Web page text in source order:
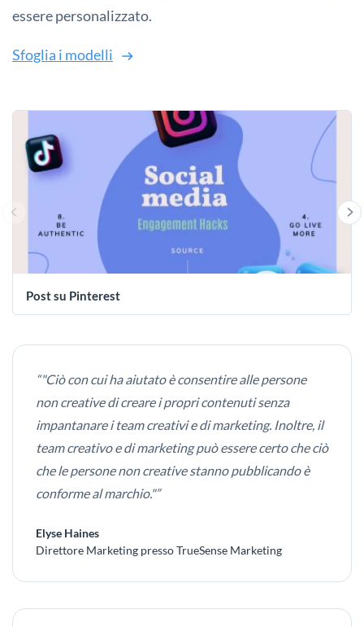
essere personalizzato.
Sfoglia i modelli
Post su Pinterest
“"Ciò con cui ha aiutato è consentire alle persone
non creative di creare i propri contenuti senza
impantanare i team creativi e di marketing. Inoltre, il
team creativo e di marketing può essere certo che ciò
che le persone non creative stanno pubblicando è
conforme al marchio."”
Elyse Haines
Direttore Marketing presso TrueSense Marketing